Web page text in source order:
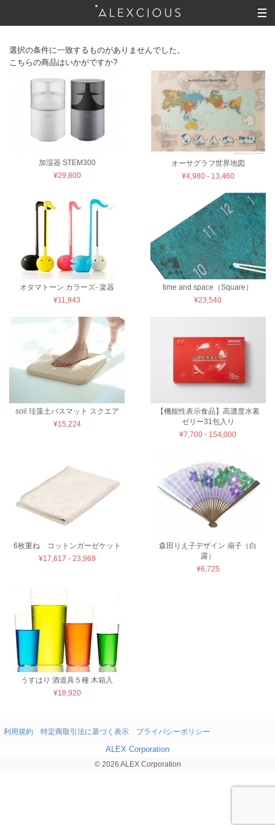
選択の条件に一致するものがありませんでした。
こちらの商品はいかがですか?
加湿器 STEM300
¥29,800
オーサグラフ世界地図
¥4,980 - 13,460
オタマトーン カラーズ- 楽器
¥11,943
time and space（Square）
¥23,540
soil 珪藻土バスマット スクエア
¥15,224
【機能性表示食品】高濃度水素
ゼリー31包入り
¥7,700 - 154,000
6枚重ね コットンガーゼケット
¥17,617 - 23,969
森田りえ子デザイン 扇子（白
露）
¥6,725
うすはり 酒道具５種 木箱入
¥18,920
利用規約 特定商取引法に基づく表示 プライバシーポリシー
ALEX Corporation
© 2026 ALEX Corporation